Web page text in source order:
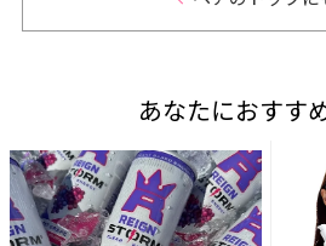
あなたにおすす